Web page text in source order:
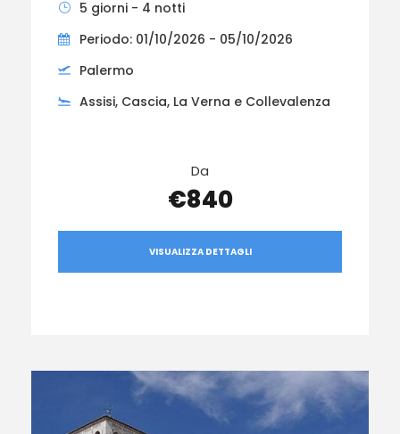
5 giorni - 4 notti
Periodo: 01/10/2026 - 05/10/2026
Palermo
Assisi, Cascia, La Verna e Collevalenza
Da
€840
VISUALIZZA DETTAGLI